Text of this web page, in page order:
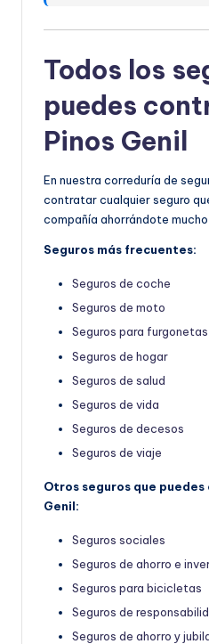
Todos los
puedes
Pinos Genil
En nuestra correduría de
contratar cualquier seguro
compañía ahorrándote mucho
Seguros más frecuentes:
Seguros de coche
Seguros de moto
Seguros para furgonetas
Seguros de hogar
Seguros de salud
Seguros de vida
Seguros de decesos
Seguros de viaje
Otros seguros que
Genil:
Seguros sociales
Seguros de ahorro e
Seguros para bicicletas
Seguros de
Seguros de ahorro y